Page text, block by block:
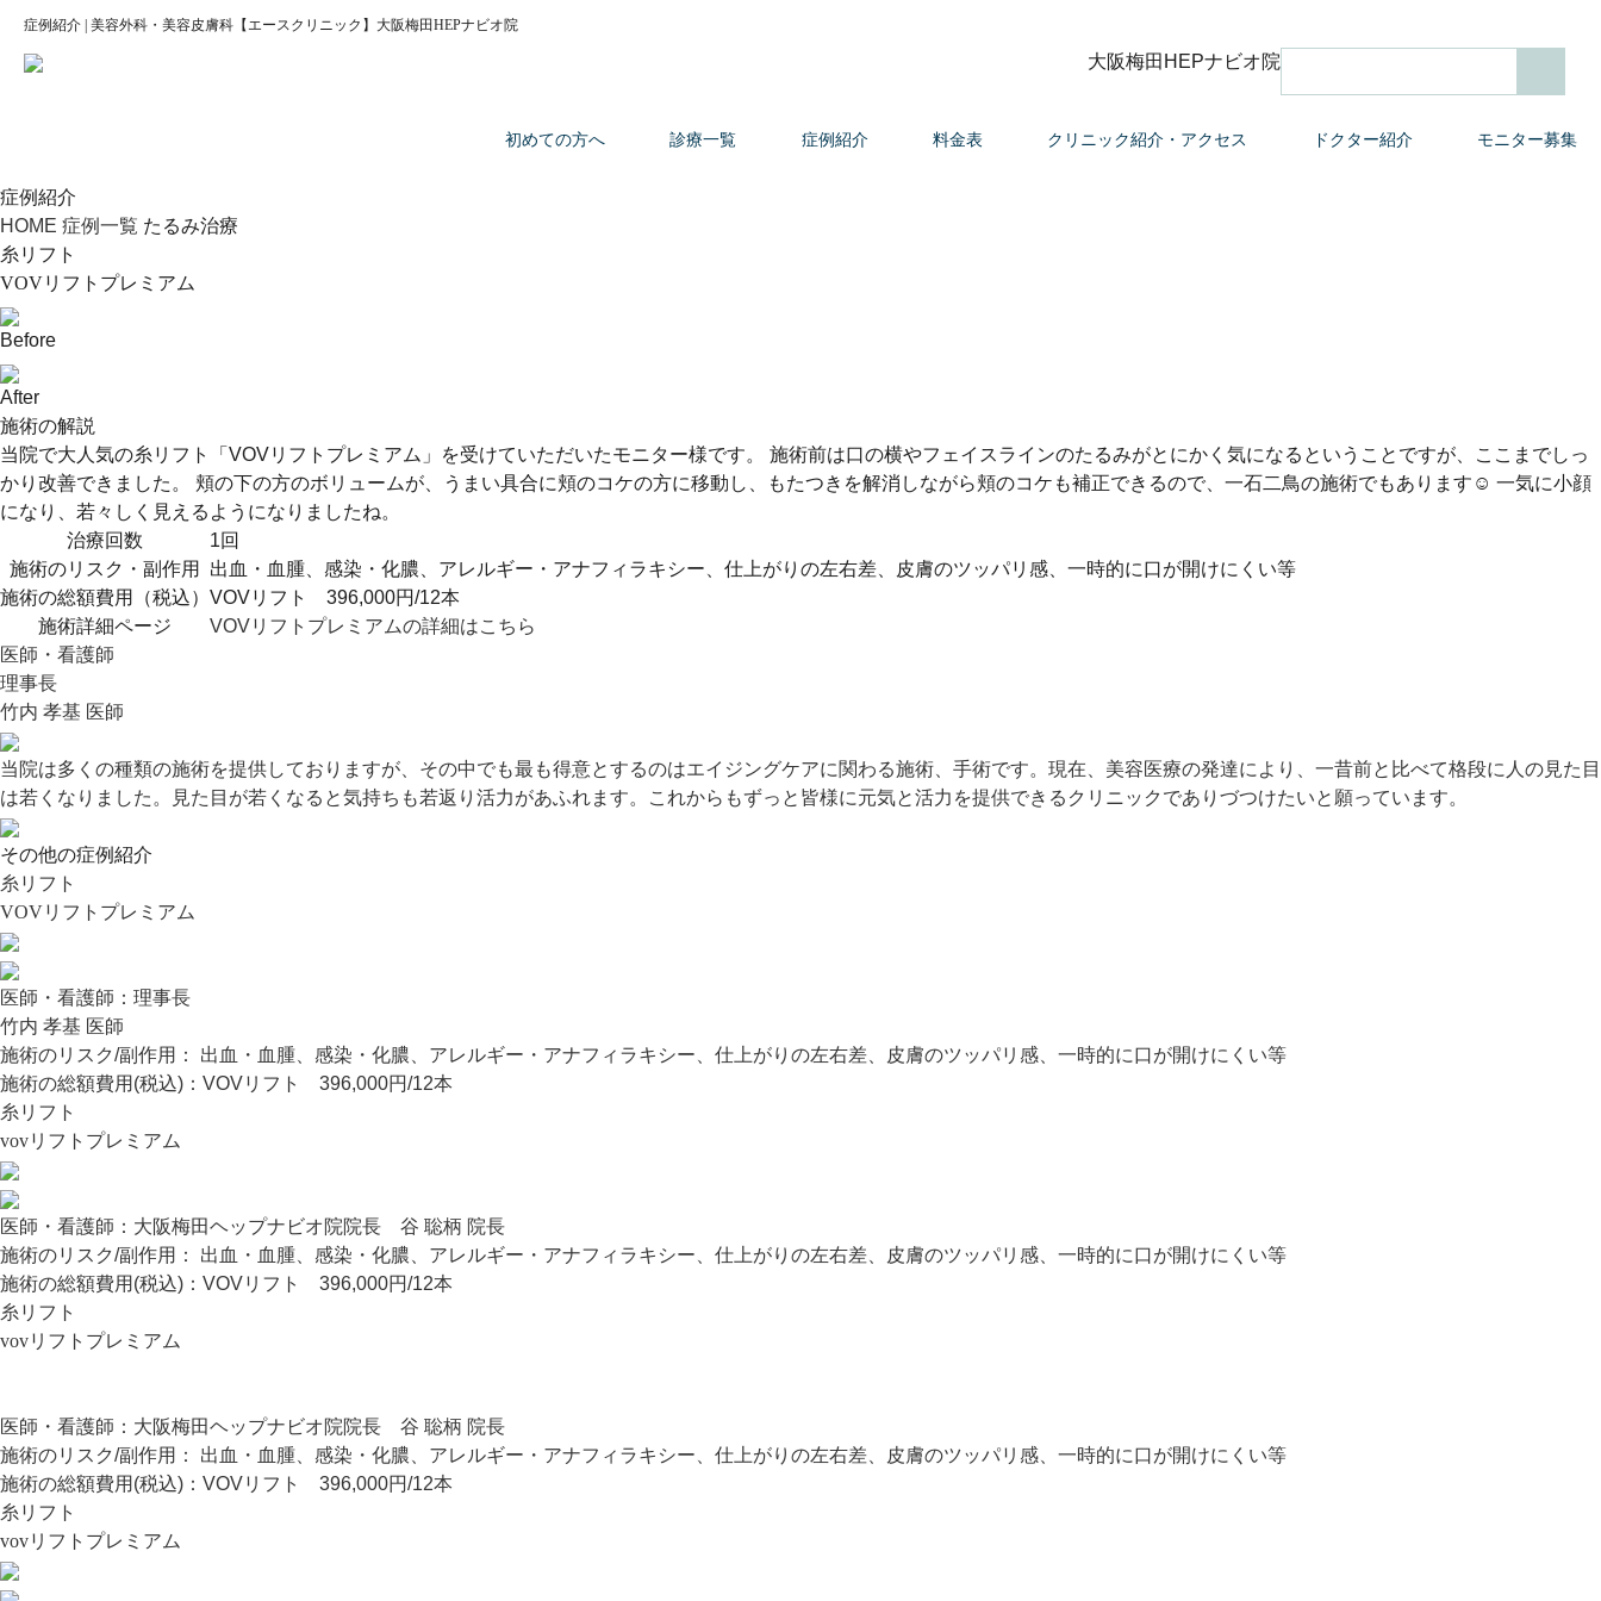
症例紹介 | 美容外科・美容皮膚科【エースクリニック】大阪梅田HEPナビオ院
大阪梅田HEPナビオ院
初めての方へ 診療一覧 症例紹介 料金表 クリニック紹介・アクセス ドクター紹介 モニター募集
症例紹介
HOME 症例一覧 たるみ治療
糸リフト
VOVリフトプレミアム
Before
After
施術の解説
当院で大人気の糸リフト「VOVリフトプレミアム」を受けていただいたモニター様です。 施術前は口の横やフェイスラインのたるみがとにかく気になるということですが、ここまでしっ
かり改善できました。 頬の下の方のボリュームが、うまい具合に頬のコケの方に移動し、もたつきを解消しながら頬のコケも補正できるので、一石二鳥の施術でもあります☺ 一気に小顔
になり、若々しく見えるようになりましたね。
治療回数
1回
施術のリスク・副作用
出血・血腫、感染・化膿、アレルギー・アナフィラキシー、仕上がりの左右差、皮膚のツッパリ感、一時的に口が開けにくい等
施術の総額費用（税込） VOVリフト 396,000円/12本
施術詳細ページ
VOVリフトプレミアムの詳細はこちら
医師・看護師
理事長
竹内 孝基 医師
当院は多くの種類の施術を提供しておりますが、その中でも最も得意とするのはエイジングケアに関わる施術、手術です。現在、美容医療の発達により、一昔前と比べて格段に人の見た目
は若くなりました。見た目が若くなると気持ちも若返り活力があふれます。これからもずっと皆様に元気と活力を提供できるクリニックでありづつけたいと願っています。
その他の症例紹介
糸リフト
VOVリフトプレミアム
医師・看護師： 理事長
竹内 孝基 医師
施術のリスク/副作用：
出血・血腫、感染・化膿、アレルギー・アナフィラキシー、仕上がりの左右差、皮膚のツッパリ感、一時的に口が開けにくい等
施術の総額費用(税込)： VOVリフト 396,000円/12本
糸リフト
vovリフトプレミアム
医師・看護師： 大阪梅田ヘップナビオ院院長 谷 聡柄 院長
施術のリスク/副作用：
出血・血腫、感染・化膿、アレルギー・アナフィラキシー、仕上がりの左右差、皮膚のツッパリ感、一時的に口が開けにくい等
施術の総額費用(税込)： VOVリフト 396,000円/12本
糸リフト
vovリフトプレミアム
医師・看護師： 大阪梅田ヘップナビオ院院長 谷 聡柄 院長
施術のリスク/副作用：
出血・血腫、感染・化膿、アレルギー・アナフィラキシー、仕上がりの左右差、皮膚のツッパリ感、一時的に口が開けにくい等
施術の総額費用(税込)： VOVリフト 396,000円/12本
糸リフト
vovリフトプレミアム